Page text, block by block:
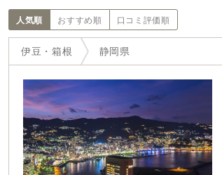
人気順 おすすめ順 口コミ評価順
伊豆・箱根 静岡県